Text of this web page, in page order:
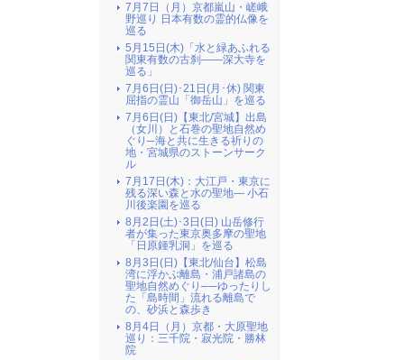
7月7日（月）京都嵐山・嵯峨
野巡り 日本有数の霊的仏像を
巡る
5月15日(木)「水と緑あふれる
関東有数の古刹――深大寺を
巡る」
7月6日(日)･21日(月･休) 関東
屈指の霊山「御岳山」を巡る
7月6日(日)【東北/宮城】出島
（女川）と石巻の聖地自然め
ぐり─海と共に生きる祈りの
地・宮城県のストーンサーク
ル
7月17日(木)：大江戸・東京に
残る深い森と水の聖地― 小石
川後楽園を巡る
8月2日(土)･3日(日) 山岳修行
者が集った東京奥多摩の聖地
「日原鍾乳洞」を巡る
8月3日(日)【東北/仙台】松島
湾に浮かぶ離島・浦戸諸島の
聖地自然めぐり──ゆったりし
た「島時間」流れる離島で
の、砂浜と森歩き
8月4日（月）京都・大原聖地
巡り：三千院・寂光院・勝林
院